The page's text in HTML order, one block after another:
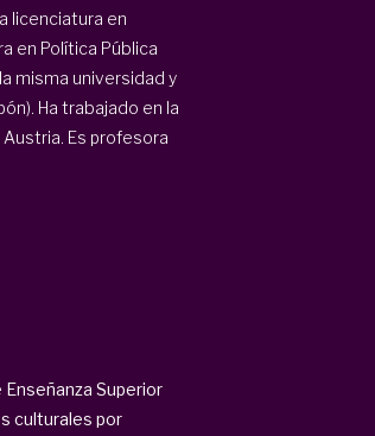
licenciatura en
en Política Pública
misma universidad y
Ha trabajado en la
Es profesora
Superior
culturales por